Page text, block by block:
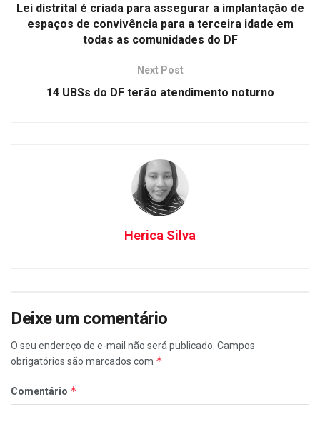
Lei distrital é criada para assegurar a implantação de
espaços de convivência para a terceira idade em
todas as comunidades do DF
Next Post
14 UBSs do DF terão atendimento noturno
Herica Silva
Deixe um comentário
O seu endereço de e-mail não será publicado. Campos
obrigatórios são marcados com *
Comentário *